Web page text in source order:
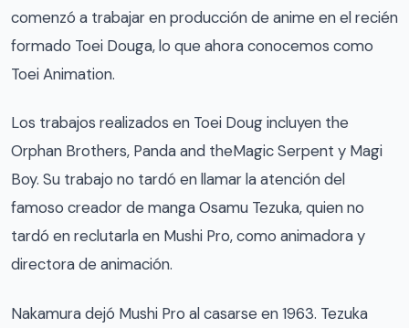
comenzó a trabajar en producción de anime en el recién
formado Toei Douga, lo que ahora conocemos como
Toei Animation.
Los trabajos realizados en Toei Doug incluyen the
Orphan Brothers, Panda and theMagic Serpent y Magi
Boy. Su trabajo no tardó en llamar la atención del
famoso creador de manga Osamu Tezuka, quien no
tardó en reclutarla en Mushi Pro, como animadora y
directora de animación.
Nakamura dejó Mushi Pro al casarse en 1963. Tezuka